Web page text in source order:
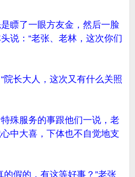
了一眼方友金，然后一脸
说：“老张、老林，这次你们
长大人，这次又有什么关照
服务的事跟他们一说，老
中大喜，下体也不自觉地支
假的，有这等好事？”老张